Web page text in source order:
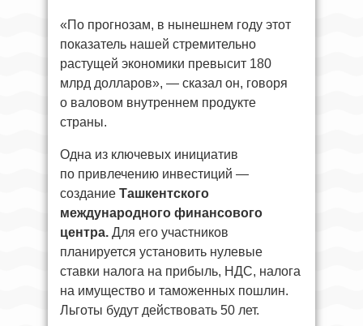
«По прогнозам, в нынешнем году этот
показатель нашей стремительно
растущей экономики превысит 180
млрд долларов», — сказал он, говоря
о валовом внутреннем продукте
страны.
Одна из ключевых инициатив
по привлечению инвестиций —
создание Ташкентского
международного финансового
центра. Для его участников
планируется установить нулевые
ставки налога на прибыль, НДС, налога
на имущество и таможенных пошлин.
Льготы будут действовать 50 лет.